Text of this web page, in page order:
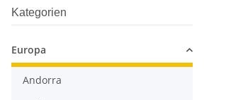
Kategorien
Europa
Andorra